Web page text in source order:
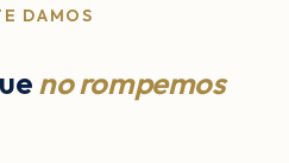
DAMOS
no rompemos